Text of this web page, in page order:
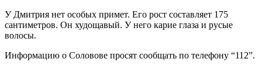
У Дмитрия нет особых примет. Его рост составляет 175
сантиметров. Он худощавый. У него карие глаза и русые
волосы.
Информацию о Соловове просят сообщать по телефону “112”.